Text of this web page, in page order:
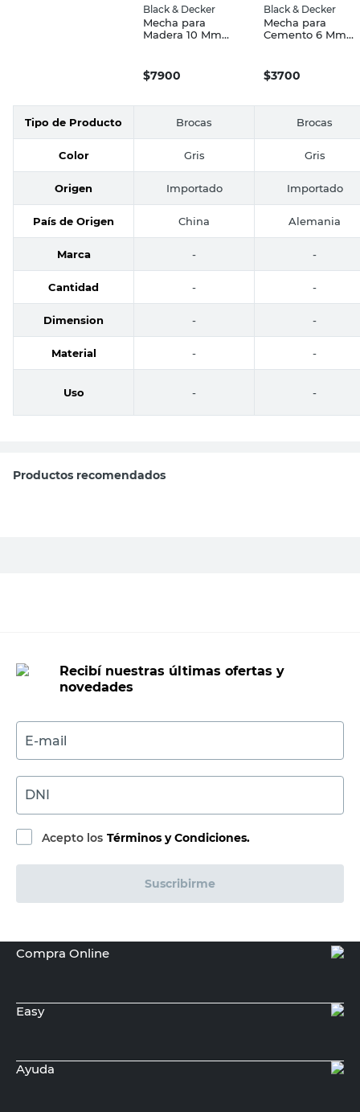
Black & Decker
Mecha para
Madera 10 Mm
$7900
Black & Decker
Mecha para
Cemento 6 Mm
$3700
Tipo de Producto Brocas Brocas
Color Gris Gris
Origen Importado Importado
País de Origen China Alemania
Marca - -
Cantidad - -
Dimension - -
Material - -
Uso - -
Productos recomendados
Mecha de Acero Rápido 3 Mm DeWalt
$
Sin Stock